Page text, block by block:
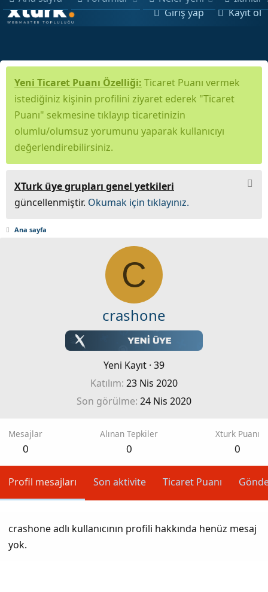
Giriş yap Kayıt ol
Yeni Ticaret Puanı Özelliği: Ticaret Puanı vermek
istediğiniz kişinin profilini ziyaret ederek "Ticaret
Puanı" sekmesine tıklayıp ticaretinizin
olumlu/olumsuz yorumunu yaparak kullanıcıyı
değerlendirebilirsiniz.
XTurk üye grupları genel yetkileri
güncellenmiştir. Okumak için tıklayınız.
Ana sayfa
C
crashone
Yeni Kayıt · 39
Katılım 23 Nis 2020
Son görülme 24 Nis 2020
Mesajlar
0
Alınan Tepkiler
0
Xturk Puanı
0
Profil mesajları Son aktivite Ticaret Puanı
crashone adlı kullanıcının profili hakkında henüz mesaj
yok.